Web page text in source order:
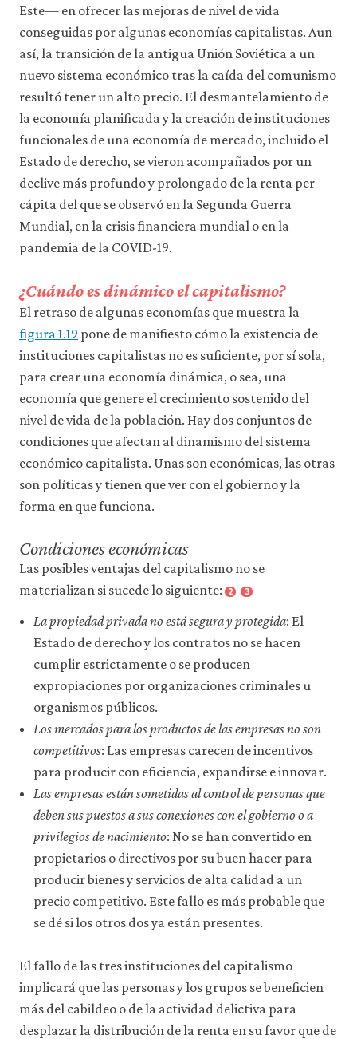
Este— en ofrecer las mejoras de nivel de vida
conseguidas por algunas economías capitalistas. Aun
así, la transición de la antigua Unión Soviética a un
nuevo sistema económico tras la caída del comunismo
resultó tener un alto precio. El desmantelamiento de
la economía planificada y la creación de instituciones
funcionales de una economía de mercado, incluido el
Estado de derecho, se vieron acompañados por un
declive más profundo y prolongado de la renta per
cápita del que se observó en la Segunda Guerra
Mundial, en la crisis financiera mundial o en la
pandemia de la COVID-19.
¿Cuándo es dinámico el capitalismo?
El retraso de algunas economías que muestra la
figura 1.19 pone de manifiesto cómo la existencia de
instituciones capitalistas no es suficiente, por sí sola,
para crear una economía dinámica, o sea, una
economía que genere el crecimiento sostenido del
nivel de vida de la población. Hay dos conjuntos de
condiciones que afectan al dinamismo del sistema
económico capitalista. Unas son económicas, las otras
son políticas y tienen que ver con el gobierno y la
forma en que funciona.
Condiciones económicas
Las posibles ventajas del capitalismo no se
materializan si sucede lo siguiente: 2 3
La propiedad privada no está segura y protegida: El
Estado de derecho y los contratos no se hacen
cumplir estrictamente o se producen
expropiaciones por organizaciones criminales u
organismos públicos.
Los mercados para los productos de las empresas no son
competitivos: Las empresas carecen de incentivos
para producir con eficiencia, expandirse e innovar.
Las empresas están sometidas al control de personas que
deben sus puestos a sus conexiones con el gobierno o a
privilegios de nacimiento: No se han convertido en
propietarios o directivos por su buen hacer para
producir bienes y servicios de alta calidad a un
precio competitivo. Este fallo es más probable que
se dé si los otros dos ya están presentes.
El fallo de las tres instituciones del capitalismo
implicará que las personas y los grupos se beneficien
más del cabildeo o de la actividad delictiva para
desplazar la distribución de la renta en su favor que de